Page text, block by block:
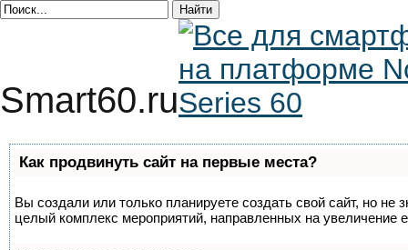
Smart60.ru
Как продвинуть сайт на первые места?
Вы создали или только планируете создать свой сайт, но не
целый комплекс мероприятий, направленных на увеличение